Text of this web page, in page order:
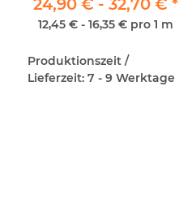
12,45 € - 16,35 € pro 1 m
Produktionszeit /
Lieferzeit: 7 - 9 Werktage